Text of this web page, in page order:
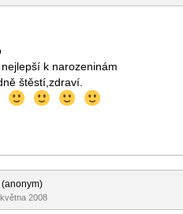
k narozeninám
štěstí,zdraví.
(anonym)
2008